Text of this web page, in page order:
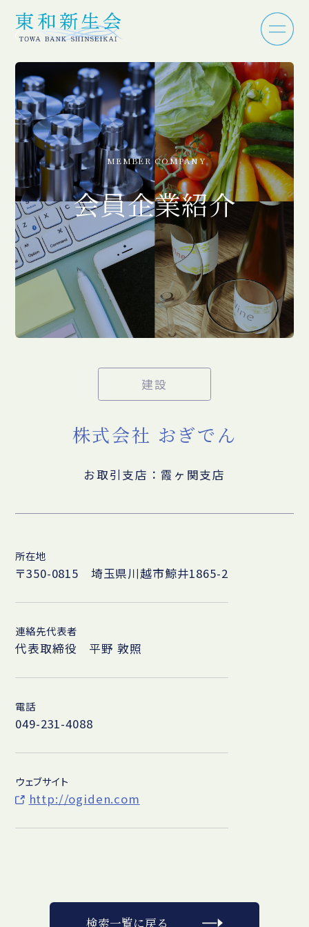
MEMBER COMPANY
会員企業紹介
建設
株式会社 おぎでん
お取引支店：霞ヶ関支店
所在地
〒350-0815 埼玉県川越市鯨井1865-2
連絡先代表者
代表取締役 平野 敦照
電話
049-231-4088
ウェブサイト
http://ogiden.com
検索一覧に戻る